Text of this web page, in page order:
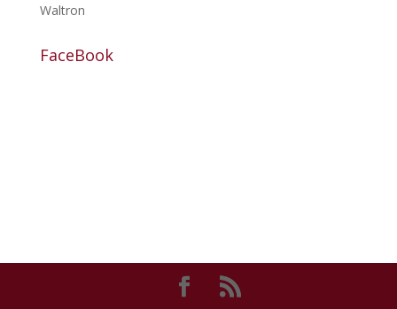
Waltron
FaceBook